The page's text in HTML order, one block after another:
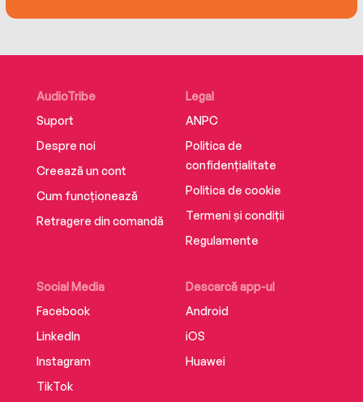
AudioTribe
Suport
Despre noi
Creează un cont
Cum funcționează
Retragere din comandă
Social Media
Facebook
LinkedIn
Instagram
TikTok
Descarcă app-ul
Android
iOS
Huawei
Legal
ANPC
Politica de
confidențialitate
Politica de cookie
Termeni și condiții
Regulamente